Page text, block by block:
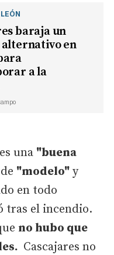
baraja un
en
a la
una "buena
"modelo" y
en todo
tras el incendio.
no hubo que
Cascajares no